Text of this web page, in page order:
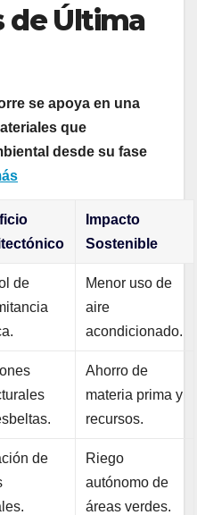
de Última
se apoya en una
que
desde su fase
Impacto
Sostenible
de
Menor uso de
aire
acondicionado.
Ahorro de
materia prima y
recursos.
de
Riego
autónomo de
áreas verdes.